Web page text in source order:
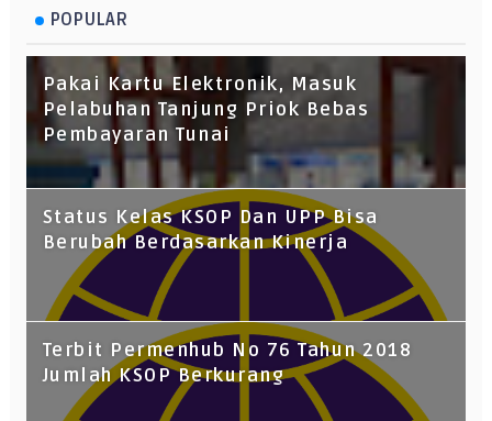
POPULAR
Pakai Kartu Elektronik, Masuk
Pelabuhan Tanjung Priok Bebas
Pembayaran Tunai
Status Kelas KSOP Dan UPP Bisa
Berubah Berdasarkan Kinerja
Terbit Permenhub No 76 Tahun 2018
Jumlah KSOP Berkurang